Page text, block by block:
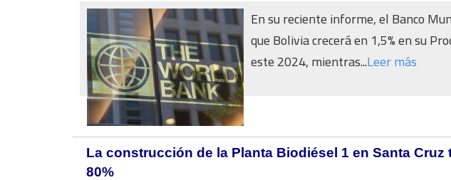
En su reciente informe, el Banco
que Bolivia crecerá en 1,5% en su
este 2024, mientras...Leer más
La construcción de la Planta Biodiésel 1 en Santa Cruz
80%